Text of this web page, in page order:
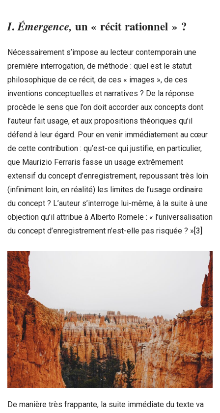
I.Émergence, un « récit rationnel » ?
Nécessairement s’impose au lecteur contemporain une
première interrogation, de méthode : quel est le statut
philosophique de ce récit, de ces « images », de ces
inventions conceptuelles et narratives ? De la réponse
procède le sens que l’on doit accorder aux concepts dont
l’auteur fait usage, et aux propositions théoriques qu’il
défend à leur égard. Pour en venir immédiatement au cœur
de cette contribution : qu’est-ce qui justifie, en particulier,
que Maurizio Ferraris fasse un usage extrêmement
extensif du concept d’enregistrement, repoussant très loin
(infiniment loin, en réalité) les limites de l’usage ordinaire
du concept ? L’auteur s’interroge lui-même, à la suite à une
objection qu’il attribue à Alberto Romele : « l’universalisation
du concept d’enregistrement n’est-elle pas risquée ? »[3]
De manière très frappante, la suite immédiate du texte va